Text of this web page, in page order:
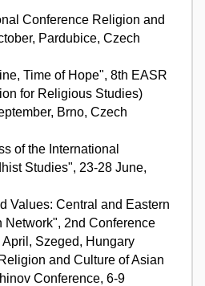
Conference Religion and
Pardubice, Czech
Time of Hope", 8th EASR
for Religious Studies)
Brno, Czech
of the International
Studies", 23-28 June,
Values: Central and Eastern
Network", 2nd Conference
Szeged, Hungary
and Culture of Asian
Conference, 6-9